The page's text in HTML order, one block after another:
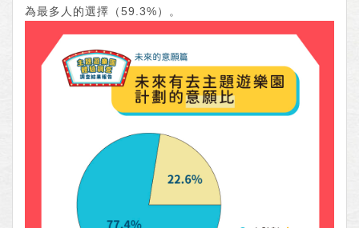
為最多人的選擇（59.3%）。